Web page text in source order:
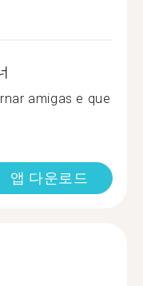
amigas e que
앱 다운로드